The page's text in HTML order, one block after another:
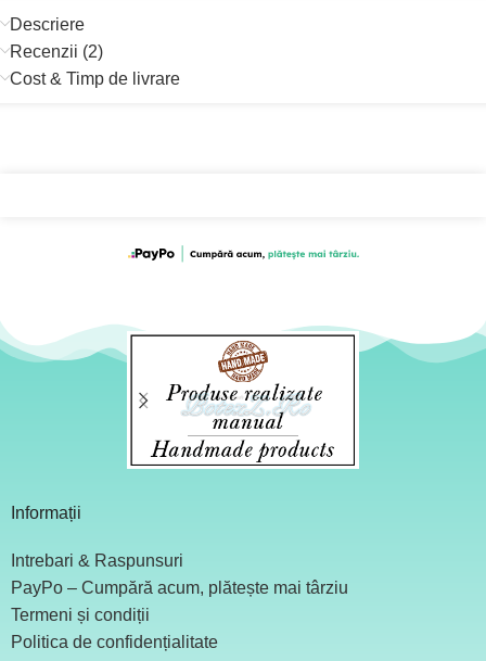
Descriere
Recenzii (2)
Cost & Timp de livrare
Informații
Intrebari & Raspunsuri
PayPo – Cumpără acum, plătește mai târziu
Termeni și condiții
Politica de confidențialitate